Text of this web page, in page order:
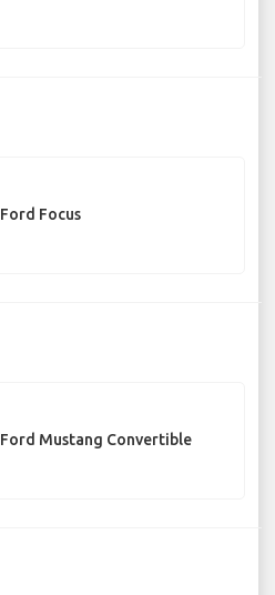
Ford Focus
Ford Mustang Convertible